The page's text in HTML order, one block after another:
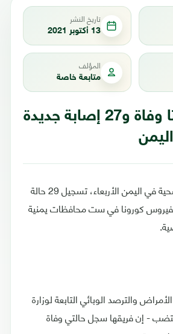
تاريخ النشر
13 أكتوبر 2021
المؤلف
متابعة خاصة
الصحة.. حالتا وفاة و27 إصابة جديدة
أعلنت السلطات الصحية في اليمن الأربعاء، تسجيل 29 حالة
كورونا في ست محافظات يمنية
والترصد الوبائي التابعة لوزارة
- إن فريقها سجل حالتي وفاة